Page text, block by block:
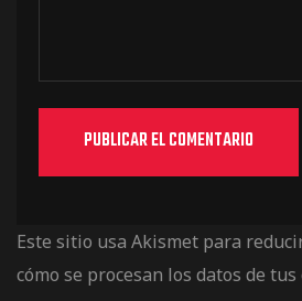
Este sitio usa Akismet para
cómo se procesan los datos de